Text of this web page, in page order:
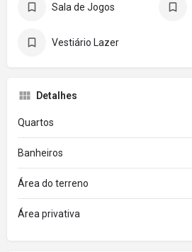
Sala de Jogos
Vestiário Lazer
Detalhes
Quartos
Banheiros
Área do terreno
Área privativa